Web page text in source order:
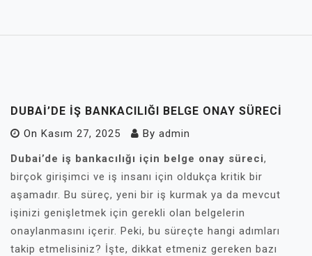
DUBAI’DE İŞ BANKACILIĞI BELGE ONAY SÜRECI
On Kasım 27, 2025 By admin
Dubai’de iş bankacılığı için belge onay süreci,
birçok girişimci ve iş insanı için oldukça kritik bir
aşamadır. Bu süreç, yeni bir iş kurmak ya da mevcut
işinizi genişletmek için gerekli olan belgelerin
onaylanmasını içerir. Peki, bu süreçte hangi adımları
takip etmelisiniz? İşte, dikkat etmeniz gereken bazı